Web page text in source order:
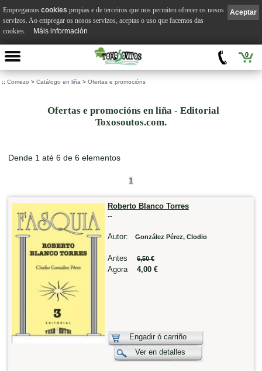
0
:: Comezo > Catálogo en liña > Ofertas e promocións
Ofertas e promocións en liña - Editorial
Toxosoutos.com.
Dende 1 até 6 de 6 elementos
1
Roberto Blanco Torres
--
Autor: González Pérez, Clodio
Antes 6,50 €
Agora 4,00 €
Engadir ó carriño
Ver en detalles
Aceptar
Empregamos cookies propias e de terceiros que nos permiten ofrecer os nosos
servizos. Ao empregar os nosos servizos, aceptas o uso que facemos das
cookies.
Máis información